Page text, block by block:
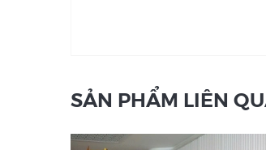
SẢN PHẨM LIÊN